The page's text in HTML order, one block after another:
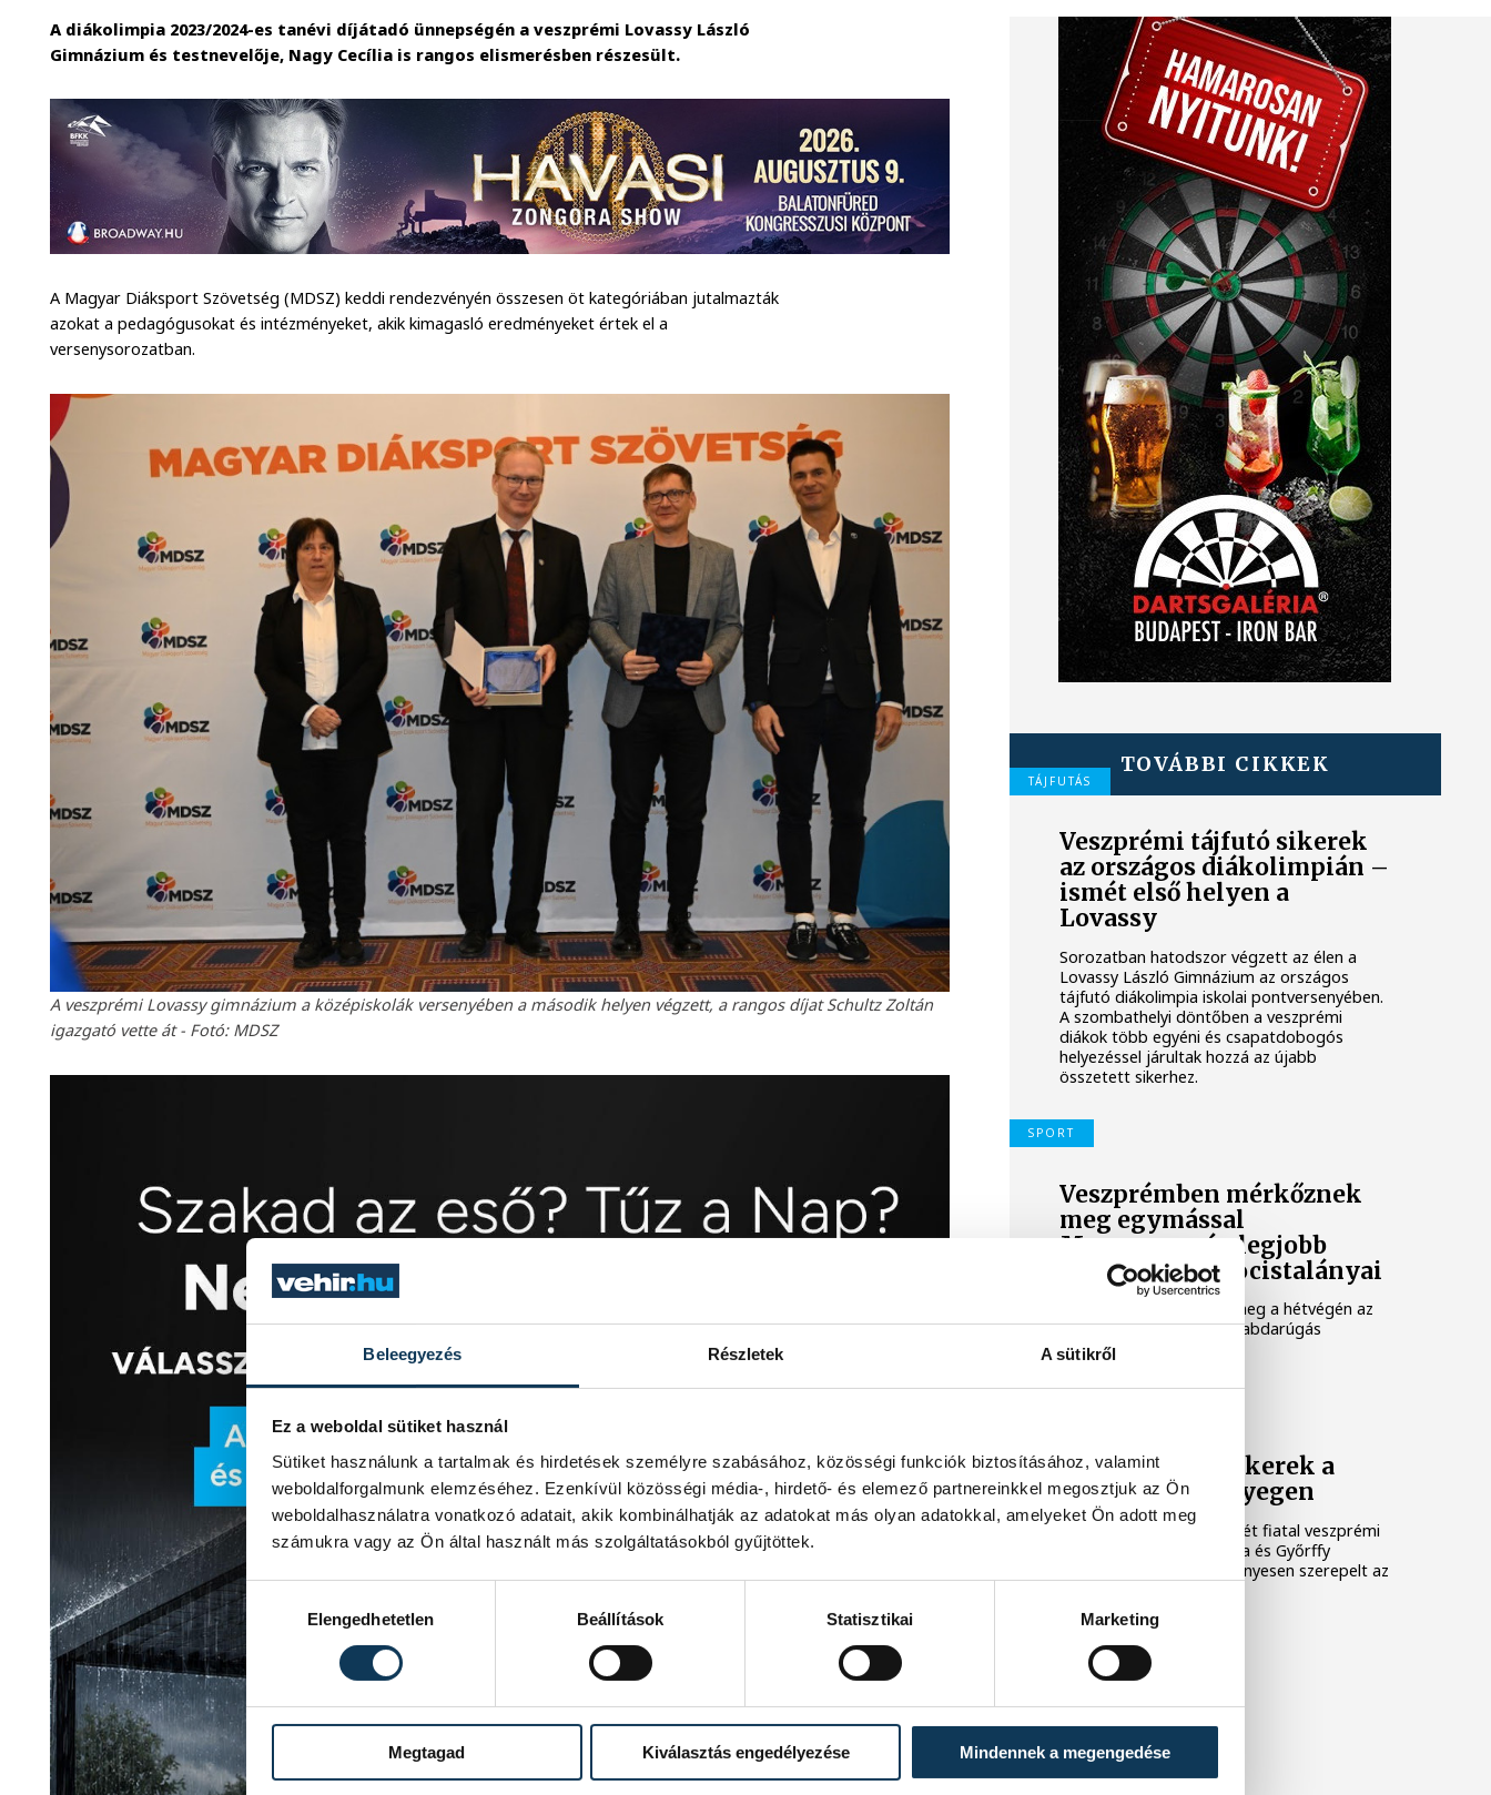
Beleegyezés Részletek A sütikről
Ez a weboldal sütiket használ
Sütiket használunk a tartalmak és hirdetések személyre szabásához, közösségi funkciók biztosításához, valamint
weboldalforgalmunk elemzéséhez. Ezenkívül közösségi média-, hirdető- és elemező partnereinkkel megosztjuk az Ön
weboldalhasználatra vonatkozó adatait, akik kombinálhatják az adatokat más olyan adatokkal, amelyeket Ön adott meg
számukra vagy az Ön által használt más szolgáltatásokból gyűjtöttek.
Hozzájárulás kiválasztása
Elengedhetetlen
Beállítások Statisztikai Marketing
Megtagad Kiválasztás engedélyezése Mindennek a megengedése
A diákolimpia 2023/2024-es tanévi díjátadó ünnepségén a veszprémi Lovassy László
Gimnázium és testnevelője, Nagy Cecília is rangos elismerésben részesült.
A Magyar Diáksport Szövetség (MDSZ) keddi rendezvényén összesen öt kategóriában jutalmazták
azokat a pedagógusokat és intézményeket, akik kimagasló eredményeket értek el a
versenysorozatban.
A veszprémi Lovassy gimnázium a középiskolák versenyében a második helyen végzett, a rangos díjat Schultz Zoltán
igazgató vette át - Fotó: MDSZ
TOVÁBBI CIKKEK
TÁJFUTÁS
Veszprémi tájfutó sikerek
az országos diákolimpián –
ismét első helyen a
Lovassy
Sorozatban hatodszor végzett az élen a
Lovassy László Gimnázium az országos
tájfutó diákolimpia iskolai pontversenyében.
A szombathelyi döntőben a veszprémi
diákok több egyéni és csapatdobogós
helyezéssel járultak hozzá az újabb
összetett sikerhez.
SPORT
Veszprémben mérkőznek
meg egymással
Magyarország legjobb
középiskolás focistalányai
Veszprémben rendezik meg a hétvégén az
V-VI. korcsoportos lány labdarúgás
diákolimpia döntőjét.
Diákolimpiai sikerek a
grappling szőnyegen
A VESC-Weapon Group két fiatal veszprémi
tehetsége, Ivanovici Attila és Győrffy
Gergely Árpád is eredményesen szerepelt az